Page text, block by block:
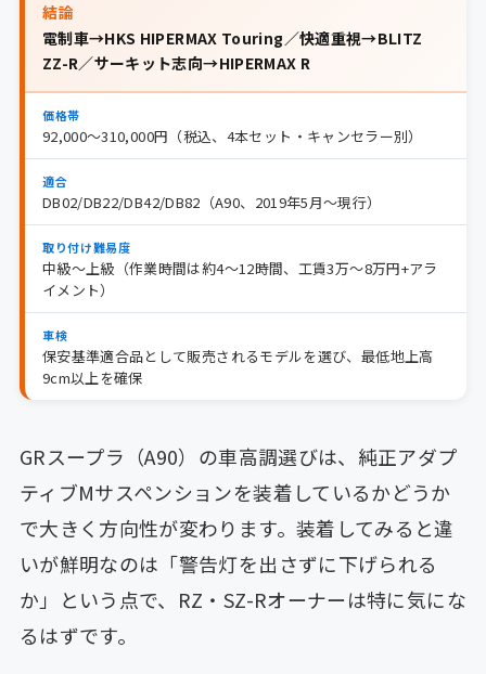
結論
電制車→HKS HIPERMAX Touring／快適重視→BLITZ
ZZ-R／サーキット志向→HIPERMAX R
価格帯
92,000〜310,000円（税込、4本セット・キャンセラー別）
適合
DB02/DB22/DB42/DB82（A90、2019年5月〜現行）
取り付け難易度
中級〜上級（作業時間は約4〜12時間、工賃3万〜8万円+アラ
イメント）
車検
保安基準適合品として販売されるモデルを選び、最低地上高
9cm以上を確保
GRスープラ（A90）の車高調選びは、純正アダプ
ティブMサスペンションを装着しているかどうか
で大きく方向性が変わります。装着してみると違
いが鮮明なのは「警告灯を出さずに下げられる
か」という点で、RZ・SZ-Rオーナーは特に気にな
るはずです。